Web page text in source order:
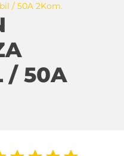
/ 50A 2Kom.
/ 50A